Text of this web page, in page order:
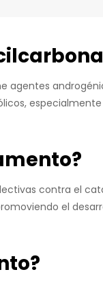
contra el
el